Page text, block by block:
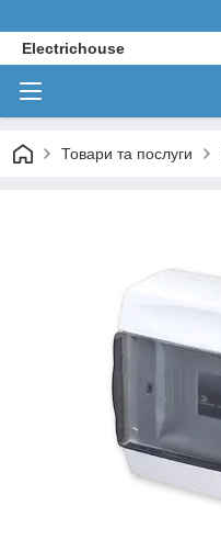
Electrichouse
Товари та послуги